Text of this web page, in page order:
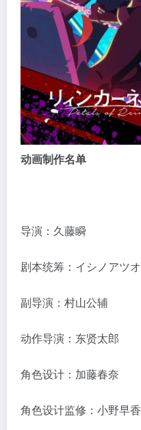
动画制作名单
导演：久藤瞬
剧本统筹：イシノアツオ
副导演：村山公辅
动作导演：东贤太郎
角色设计：加藤春奈
角色设计监修：小野早香